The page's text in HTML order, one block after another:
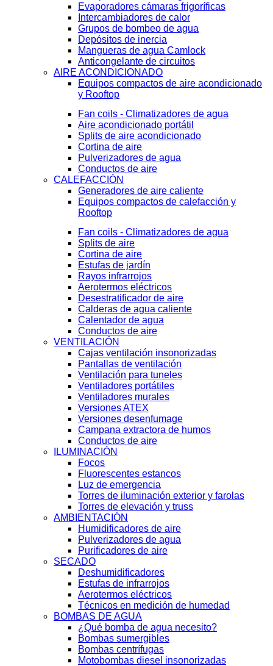
Evaporadores cámaras frigoríficas
Intercambiadores de calor
Grupos de bombeo de agua
Depósitos de inercia
Mangueras de agua Camlock
Anticongelante de circuitos
AIRE ACONDICIONADO
Equipos compactos de aire acondicionado
y Rooftop
Fan coils - Climatizadores de agua
Aire acondicionado portátil
Splits de aire acondicionado
Cortina de aire
Pulverizadores de agua
Conductos de aire
CALEFACCIÓN
Generadores de aire caliente
Equipos compactos de calefacción y
Rooftop
Fan coils - Climatizadores de agua
Splits de aire
Cortina de aire
Estufas de jardín
Rayos infrarrojos
Aerotermos eléctricos
Desestratificador de aire
Calderas de agua caliente
Calentador de agua
Conductos de aire
VENTILACIÓN
Cajas ventilación insonorizadas
Pantallas de ventilación
Ventilación para tuneles
Ventiladores portátiles
Ventiladores murales
Versiones ATEX
Versiones desenfumage
Campana extractora de humos
Conductos de aire
ILUMINACIÓN
Focos
Fluorescentes estancos
Luz de emergencia
Torres de iluminación exterior y farolas
Torres de elevación y truss
AMBIENTACIÓN
Humidificadores de aire
Pulverizadores de agua
Purificadores de aire
SECADO
Deshumidificadores
Estufas de infrarrojos
Aerotermos eléctricos
Técnicos en medición de humedad
BOMBAS DE AGUA
¿Qué bomba de agua necesito?
Bombas sumergibles
Bombas centrífugas
Motobombas diesel insonorizadas